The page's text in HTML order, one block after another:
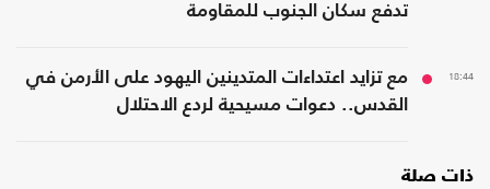
تدفع سكان الجنوب للمقاومة
18:44
مع تزايد اعتداءات المتدينين اليهود على الأرمن في
القدس.. دعوات مسيحية لردع الاحتلال
ذات صلة